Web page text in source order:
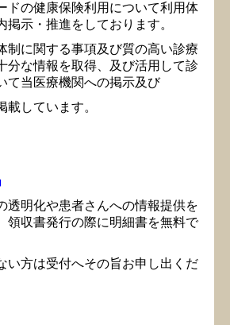
ドの健康保険利用について利用体
掲示・推進をしております。
制に関する事項及び質の高い診療
分な情報を取得、及び活用して診
て当医療機関への掲示及び
しています。
」
透明化や患者さんへの情報提供を
領収書発行の際に明細書を無料で
方は受付へその旨お申し出くだ